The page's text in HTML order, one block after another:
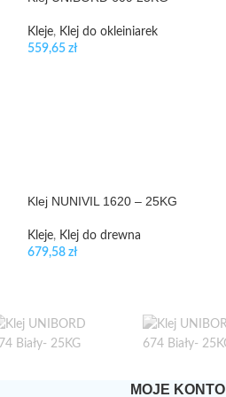
Kleje, Klej do okleiniarek
559,65 zł
Klej NUNIVIL 1620 – 25KG
Kleje, Klej do drewna
679,58 zł
MOJE KONTO